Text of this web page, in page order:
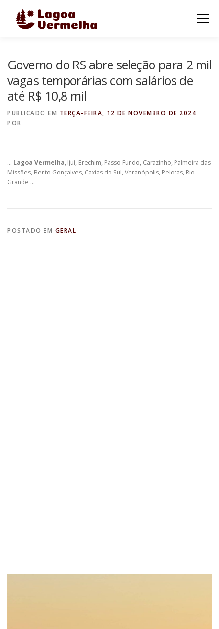
Menu
FALE CONOSCO
Governo do RS abre seleção para 2 mil
vagas temporárias com salários de
até R$ 10,8 mil
PUBLICADO EM TERÇA-FEIRA, 12 DE NOVEMBRO DE 2024
POR
… Lagoa Vermelha, Ijuí, Erechim, Passo Fundo, Carazinho, Palmeira das
Missões, Bento Gonçalves, Caxias do Sul, Veranópolis, Pelotas, Rio
Grande …
POSTADO EM GERAL